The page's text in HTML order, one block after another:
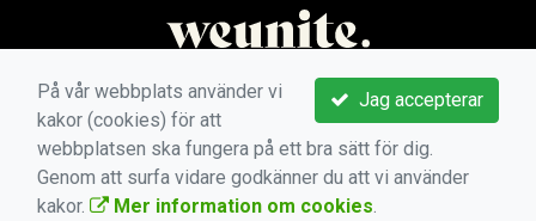
Jag accepterar
På vår webbplats använder vi
kakor (cookies) för att
webbplatsen ska fungera på ett bra sätt för dig.
Genom att surfa vidare godkänner du att vi använder
kakor.
Mer information om cookies.